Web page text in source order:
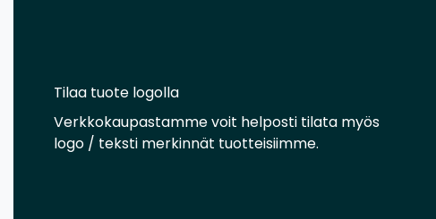
Tilaa tuote logolla
Verkkokaupastamme voit helposti tilata myös
logo / teksti merkinnät tuotteisiimme.